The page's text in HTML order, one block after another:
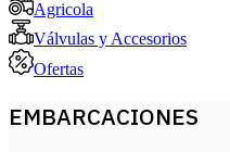
Agricola
Válvulas y Accesorios
Ofertas
EMBARCACIONES